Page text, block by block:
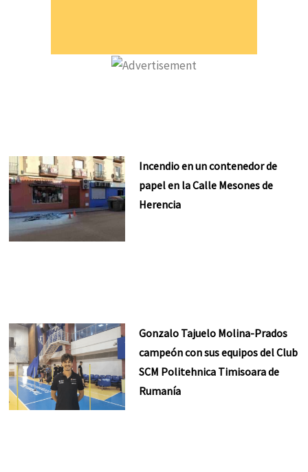
Incendio en un contenedor de
papel en la Calle Mesones de
Herencia
Gonzalo Tajuelo Molina-Prados
campeón con sus equipos del Club
SCM Politehnica Timisoara de
Rumanía